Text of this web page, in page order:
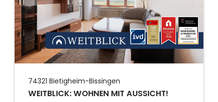
74321 Bietigheim-Bissingen
WEITBLICK: WOHNEN MIT AUSSICHT!